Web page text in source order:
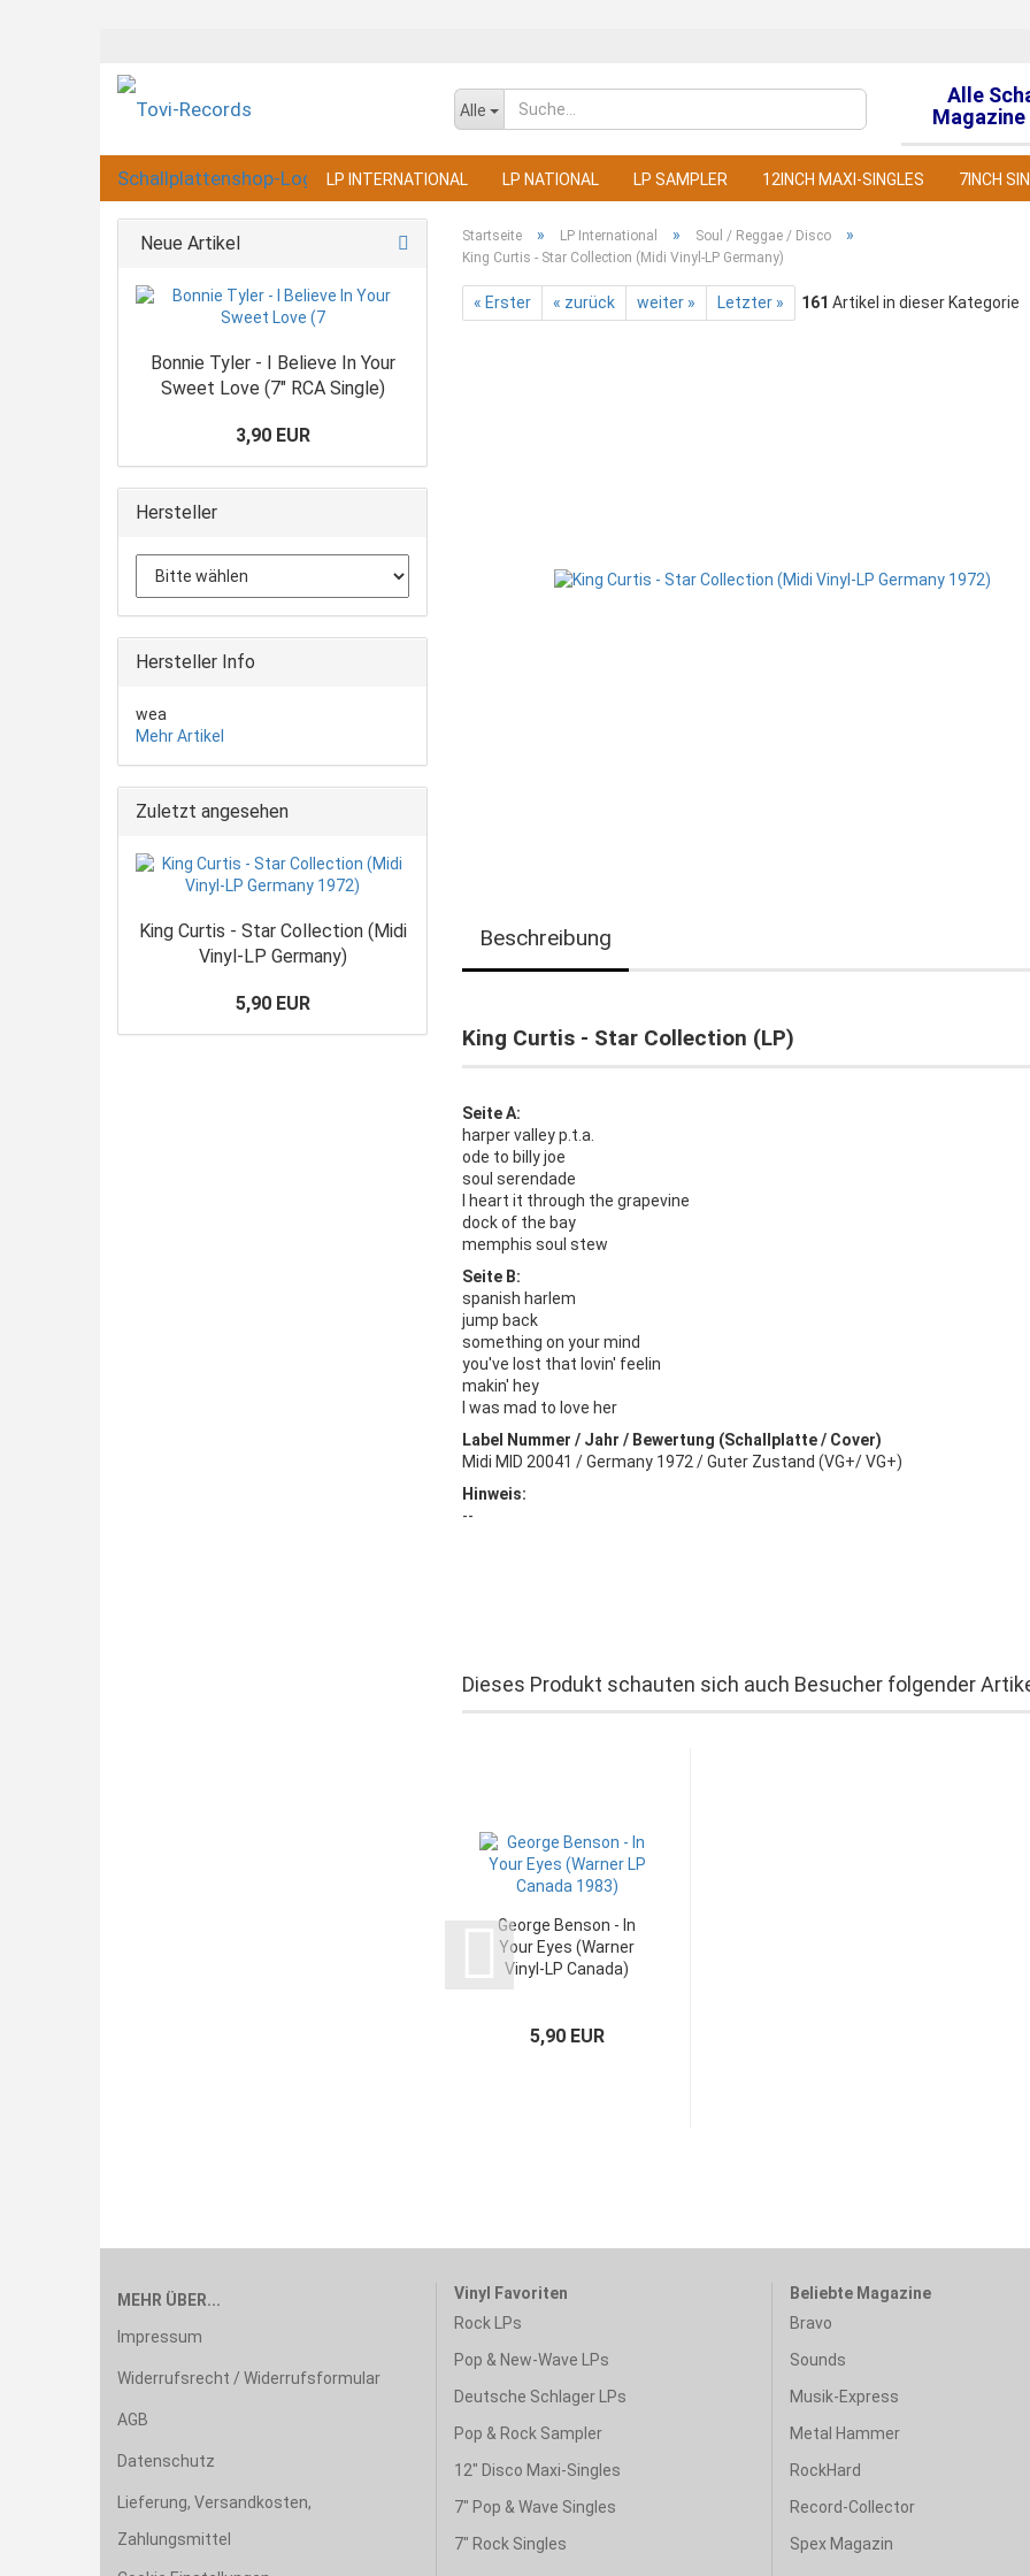
Sprache
Alle
Alle
LP INTERNATIONAL LP NATIONAL LP SAMPLER 12INCH MAXI-SINGLES 7INCH
Startseite » LP International » Soul / Reggae / Disco »
King Curtis - Star Collection (Midi Vinyl-LP Germany)
« Erster « zurück weiter » Letzter » 161 Artikel in dieser Kategorie
Beschreibung
King Curtis - Star Collection (LP)
Seite A:
harper valley p.t.a.
ode to billy joe
soul serendade
I heart it through the grapevine
dock of the bay
memphis soul stew
Seite B:
spanish harlem
jump back
something on your mind
you've lost that lovin' feelin
makin' hey
I was mad to love her
Label Nummer / Jahr / Bewertung (Schallplatte / Cover)
Midi MID 20041 / Germany 1972 / Guter Zustand (VG+/ VG+)
Hinweis:
--
Dieses Produkt schauten sich auch Besucher folgender
George Benson - In
Your Eyes (Warner
Vinyl-LP Canada)
5,90 EUR
Neue Artikel
Bonnie Tyler - I Believe In Your
Sweet Love (7" RCA Single)
3,90 EUR
Hersteller
Hersteller Info
wea
Mehr Artikel
Zuletzt angesehen
King Curtis - Star Collection (Midi
Vinyl-LP Germany)
5,90 EUR
MEHR ÜBER...
Impressum
Widerrufsrecht / Widerrufsformular
AGB
Datenschutz
Lieferung, Versandkosten,
Zahlungsmittel
Vinyl Favoriten
Rock LPs
Pop & New-Wave LPs
Deutsche Schlager LPs
Pop & Rock Sampler
12" Disco Maxi-Singles
7" Pop & Wave Singles
7" Rock Singles
Beliebte Magazine
Bravo
Sounds
Musik-Express
Metal Hammer
RockHard
Record-Collector
Spex Magazin